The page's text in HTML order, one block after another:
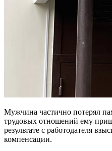
Мужчина частично потерял
трудовых отношений ему
результате с работодателя
компенсации.